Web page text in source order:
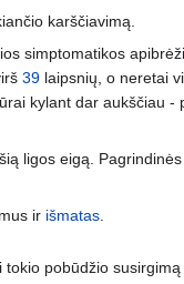
karščiavimą.
simptomatikos
39 laipsnių, o neretai
kylant dar aukščiau -
ligos eigą.
ir išmatas
tokio pobūdžio